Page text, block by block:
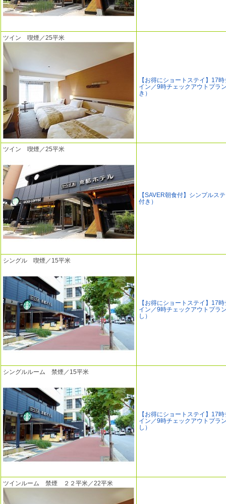
ツイン 喫煙／25平米
【お得にショートステイ】17
イン／9時チェックアウトプラ
き）
ツイン 喫煙／25平米
【SAVER朝食付】シンプルス
付き）
シングル 喫煙／15平米
【お得にショートステイ】17
イン／9時チェックアウトプラ
し）
シングルルーム 禁煙／15平米
【お得にショートステイ】17
イン／9時チェックアウトプラ
し）
ツインルーム 禁煙 ２２平米／22平米